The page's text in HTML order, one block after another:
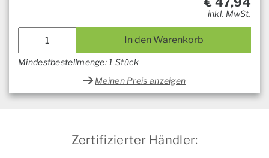
inkl. MwSt.
In den Warenkorb
Mindestbestellmenge: 1 Stück
Meinen Preis anzeigen
Zertifizierter Händler: